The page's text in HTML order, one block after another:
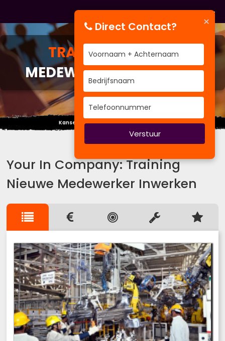
TRAININGNIEUWE
MEDEWERKER INWERKEN
Kansen zien waar niemand ze verwacht.
Your In Company: Training
Nieuwe Medewerker Inwerken
×
Direct Contact?
Verstuur